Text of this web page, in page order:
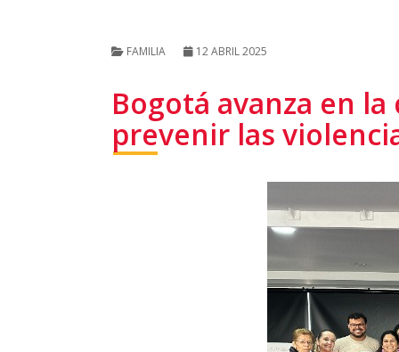
FAMILIA 12 ABRIL 2025
Bogotá avanza en
prevenir las